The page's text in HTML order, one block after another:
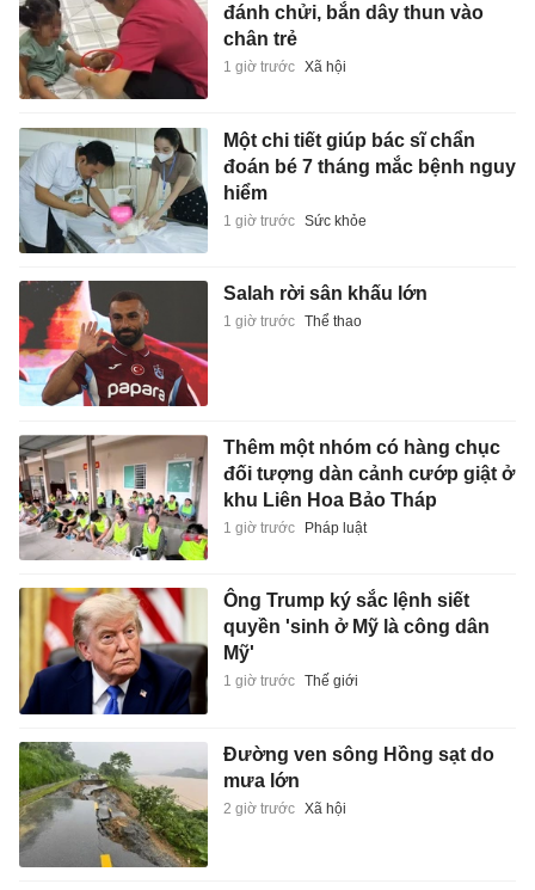
đánh chửi, bắn dây thun vào
chân trẻ
1 giờ trước Xã hội
Một chi tiết giúp bác sĩ chẩn
đoán bé 7 tháng mắc bệnh nguy
hiểm
1 giờ trước Sức khỏe
Salah rời sân khấu lớn
1 giờ trước Thể thao
Thêm một nhóm có hàng chục
đối tượng dàn cảnh cướp giật ở
khu Liên Hoa Bảo Tháp
1 giờ trước Pháp luật
Ông Trump ký sắc lệnh siết
quyền 'sinh ở Mỹ là công dân
Mỹ'
1 giờ trước Thế giới
Đường ven sông Hồng sạt do
mưa lớn
2 giờ trước Xã hội